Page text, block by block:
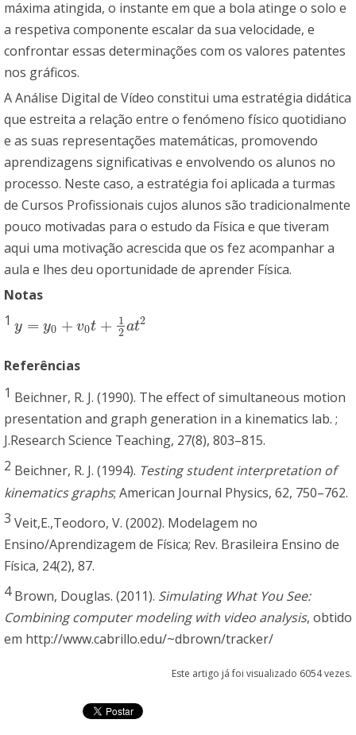
máxima atingida, o instante em que a bola atinge o solo e
a respetiva componente escalar da sua velocidade, e
confrontar essas determinações com os valores patentes
nos gráficos.
A Análise Digital de Vídeo constitui uma estratégia didática
que estreita a relação entre o fenómeno físico quotidiano
e as suas representações matemáticas, promovendo
aprendizagens significativas e envolvendo os alunos no
processo. Neste caso, a estratégia foi aplicada a turmas
de Cursos Profissionais cujos alunos são tradicionalmente
pouco motivadas para o estudo da Física e que tiveram
aqui uma motivação acrescida que os fez acompanhar a
aula e lhes deu oportunidade de aprender Física.
Notas
1 y = y0 + v0t + 1
2 at2
y= y0 +v0t+ 12a t2
Referências
1 Beichner, R. J. (1990). The effect of simultaneous motion
presentation and graph generation in a kinematics lab. ;
J.Research Science Teaching, 27(8), 803–815.
2 Beichner, R. J. (1994). Testing student interpretation of
kinematics graphs; American Journal Physics, 62, 750–762.
3 Veit,E.,Teodoro, V. (2002). Modelagem no
Ensino/Aprendizagem de Física; Rev. Brasileira Ensino de
Física, 24(2), 87.
4Brown, Douglas. (2011). Simulating What You See:
Combining computer modeling with video analysis, obtido
em http://www.cabrillo.edu/~dbrown/tracker/
Este artigo já foi visualizado 6054 vezes.